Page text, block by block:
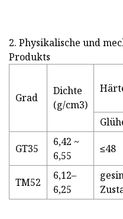
2. Physikalische und
Produkts
Grad
Dichte
(g/cm3)
GT35
6,42 ~
6,55
≤48
TM52
6,12–
6,25